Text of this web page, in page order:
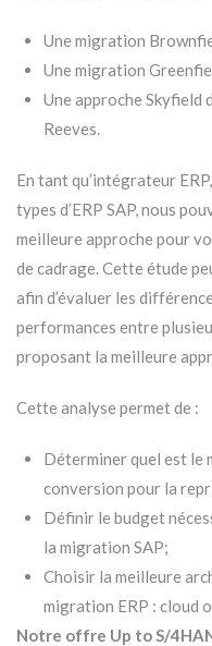
Une migration
Une migration
Une approche Skyfield
Reeves.
En tant qu’intégrateur
types d’ERP SAP,nous
meilleure approche pour
de cadrage. Cette étude
afin d’évaluer les
performances entre
proposant la meilleure
Cette analyse permet de :
Déterminer quel est le
conversion pour la
Définir le budget
la migration SAP;
Choisir la meilleure
migration ERP : cloud
Notre offre Up to S/